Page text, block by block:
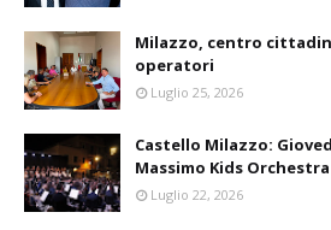
Milazzo, centro
operatori
Luglio 25, 2026
Castello Milazzo:
Massimo Kids Orchestra
Luglio 22, 2026